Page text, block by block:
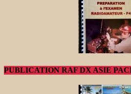
PUBLICATION RAF DX ASIE